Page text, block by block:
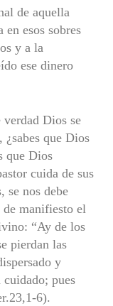
de aquella
esos sobres
y a la
ese dinero
verdad Dios se
¿sabes que Dios
que Dios
cuida de sus
se nos debe
de manifiesto el
“Ay de los
pierdan las
y
pues
6).